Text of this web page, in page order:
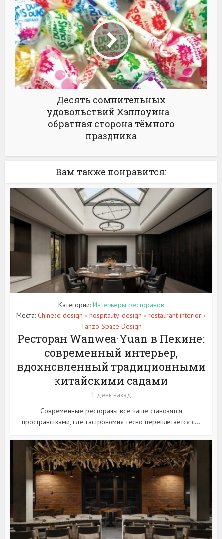
Десять сомнительных
удовольствий Хэллоуина ‒
обратная сторона тёмного
праздника
Вам также понравится:
Категории: Интерьеры ресторанов
Места: Chinese design • hospitality-design • restaurant interior •
Tanzo Space Design
Ресторан Wanwea·Yuan в Пекине:
современный интерьер,
вдохновленный традиционными
китайскими садами
1 день назад
Современные рестораны все чаще становятся
пространствами, где гастрономия тесно переплетается с...